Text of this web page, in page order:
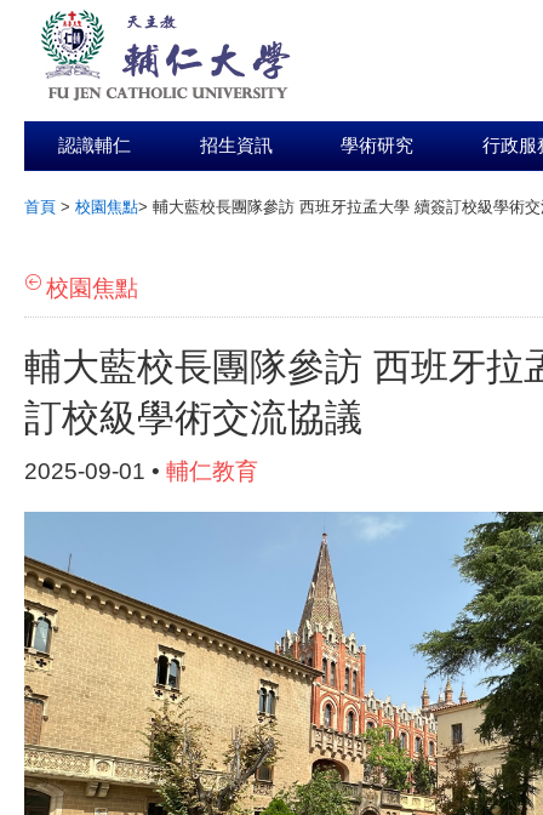
認識輔仁 招生資訊 學術研究 行政服
首頁 > 校園焦點> 輔大藍校長團隊參訪 西班牙拉孟大學 續簽訂校級學術
校園焦點
輔大藍校長團隊參訪 西班牙拉
訂校級學術交流協議
2025-09-01 • 輔仁教育